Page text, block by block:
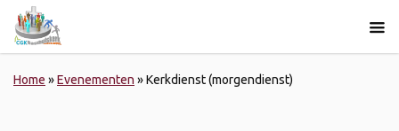
Home »Evenementen »Kerkdienst (morgendienst)